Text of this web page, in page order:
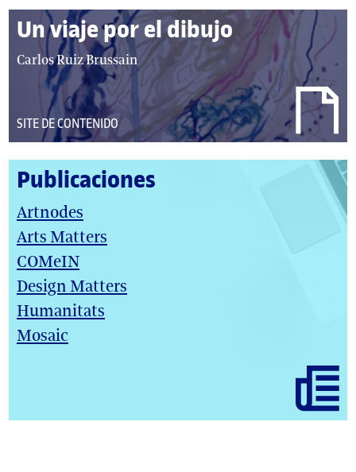
a
o
s
Un viaje por el dibujo
a
o
r
/
a
t
o
r
e
s
:
Carlos Ruiz Brussain
DEL
TIPO:
SITE DE CONTENIDO
Publicaciones
Artnodes
Arts Matters
COMeIN
Design Matters
Humanitats
Mosaic